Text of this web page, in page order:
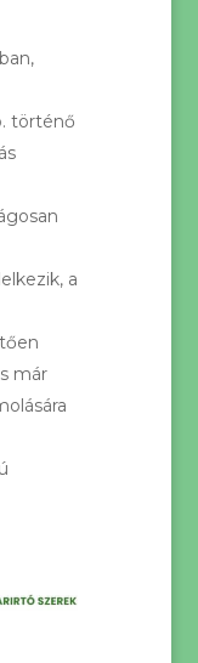
történő
a
már